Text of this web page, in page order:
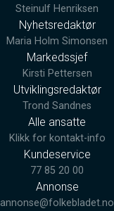
Steinulf Henriksen
Nyhetsredaktør
Maria Holm Simonsen
Markedssjef
Kirsti Pettersen
Utviklingsredaktør
Trond Sandnes
Alle ansatte
Klikk for kontakt-info
Kundeservice
77 85 20 00
Annonse
annonse@folkebladet.no